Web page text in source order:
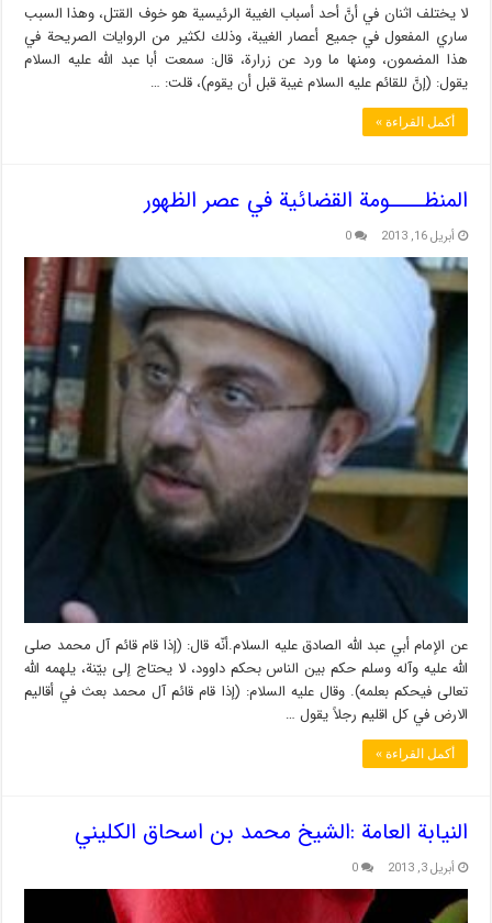
لا يختلف اثنان في أنَّ أحد أسباب الغيبة الرئيسية هو خوف القتل، وهذا السبب
ساري المفعول في جميع أعصار الغيبة، وذلك لكثير من الروايات الصريحة في
هذا المضمون، ومنها ما ورد عن زرارة، قال: سمعت أبا عبد الله عليه السلام
يقول: (إنَّ للقائم عليه السلام غيبة قبل أن يقوم)، قلت: …
أكمل القراءة »
المنظــــومة القضائية في عصر الظهور
أبريل 16, 2013 0
عن الإمام أبي عبد الله الصادق عليه السلام.أنّه قال: (إذا قام قائم آل محمد صلى
الله عليه وآله وسلم حكم بين الناس بحكم داوود، لا يحتاج إلى بيّنة، يلهمه الله
تعالى فيحكم بعلمه). وقال عليه السلام: (إذا قام قائم آل محمد بعث في أقاليم
الارض في كل اقليم رجلاً يقول …
أكمل القراءة »
النيابة العامة :الشيخ محمد بن اسحاق الكليني
أبريل 3, 2013 0